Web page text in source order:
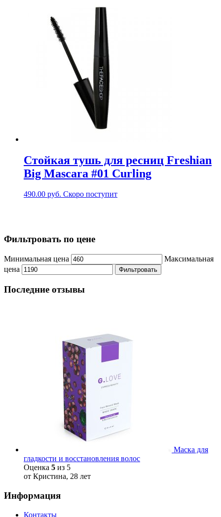
Стойкая тушь для ресниц Freshian
Big Mascara #01 Curling
490.00 руб. Скоро поступит
Фильтровать по цене
Минимальная цена
Максимальная
цена
Фильтровать
Последние отзывы
Маска для
гладкости и восстановления волос
Оценка 5 из 5
от Кристина, 28 лет
Информация
Контакты